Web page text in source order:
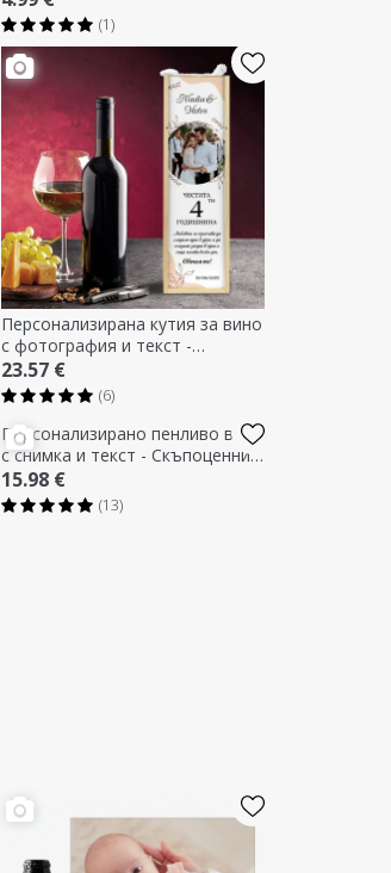
(1)
Персонализирана кутия за вино
с фотография и текст -
Годишнина от връзката
23.57 €
(6)